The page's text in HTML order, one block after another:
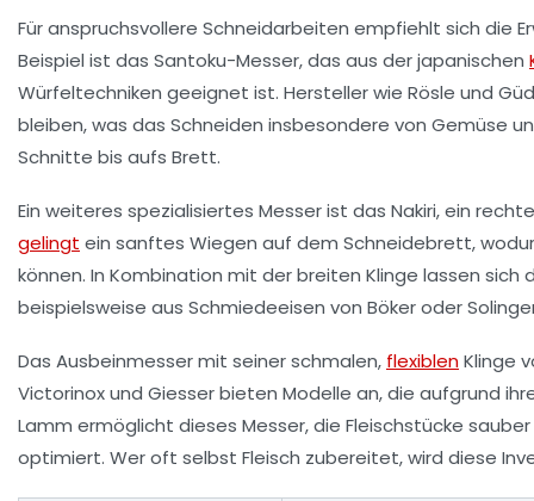
Für anspruchsvollere Schneidarbeiten empfiehlt sich die
Beispiel ist das Santoku-Messer, das aus der japanischen
Würfeltechniken geeignet ist. Hersteller wie Rösle und
bleiben, was das Schneiden insbesondere von Gemüse
Schnitte bis aufs Brett.
Ein weiteres spezialisiertes Messer ist das Nakiri, ein
gelingt ein sanftes Wiegen auf dem Schneidebrett,
können. In Kombination mit der breiten Klinge lassen
beispielsweise aus Schmiedeeisen von Böker oder
Das Ausbeinmessermit seiner schmalen, flexiblenKlinge
Victorinox und Giesser bieten Modelle an, die aufgrund
Lamm ermöglicht dieses Messer, die Fleischstücke
optimiert. Wer oft selbst Fleisch zubereitet, wird diese